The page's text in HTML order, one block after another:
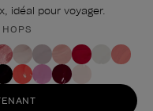
idéal pour voyager.